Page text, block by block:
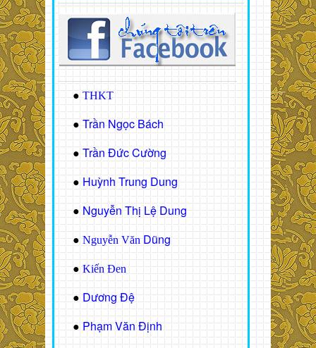
● THKT
● Trần Ngọc Bách
● Trần Đức Cường
● Huỳnh Trung Dung
● Nguyễn Thị Lệ Dung
● Nguyễn Văn Dũng
● Kiến Đen
● Dương Đệ
● Phạm Văn Định